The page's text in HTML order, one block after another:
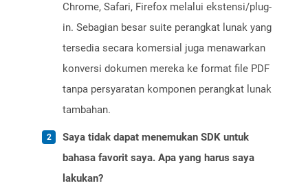
Chrome, Safari, Firefox melalui ekstensi/plug-
in. Sebagian besar suite perangkat lunak yang
tersedia secara komersial juga menawarkan
konversi dokumen mereka ke format file PDF
tanpa persyaratan komponen perangkat lunak
tambahan.
Saya tidak dapat menemukan SDK untuk
bahasa favorit saya. Apa yang harus saya
lakukan?